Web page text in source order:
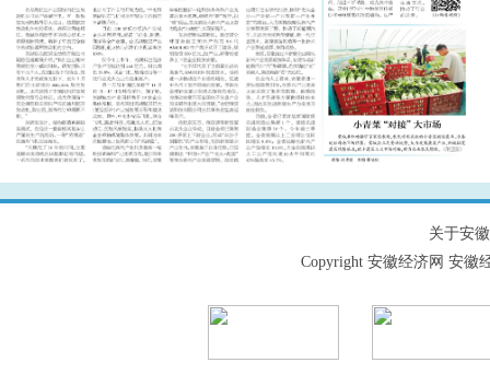
关于安
Copyright 安徽经济网 安徽